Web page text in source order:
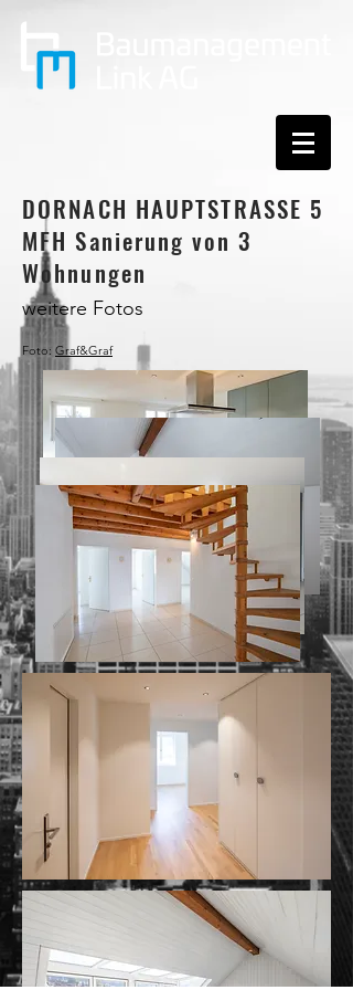
DORNACH HAUPTSTRASSE 5
MFH Sanierung von 3
Wohnungen
weitere Fotos
Foto: Graf&Graf